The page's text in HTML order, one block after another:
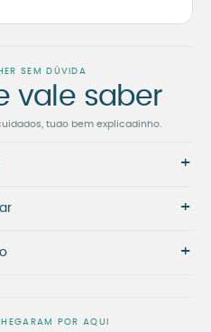
SEM DÚVIDA
vale saber
tudo bem explicadinho.
+
+
+
POR AQUI